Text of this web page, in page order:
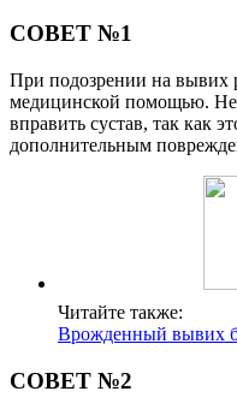
СОВЕТ №1
При подозрении на вывих
медицинской помощью. Не
вправить сустав, так как
дополнительным
Читайте также:
Врожденный вывих
СОВЕТ №2